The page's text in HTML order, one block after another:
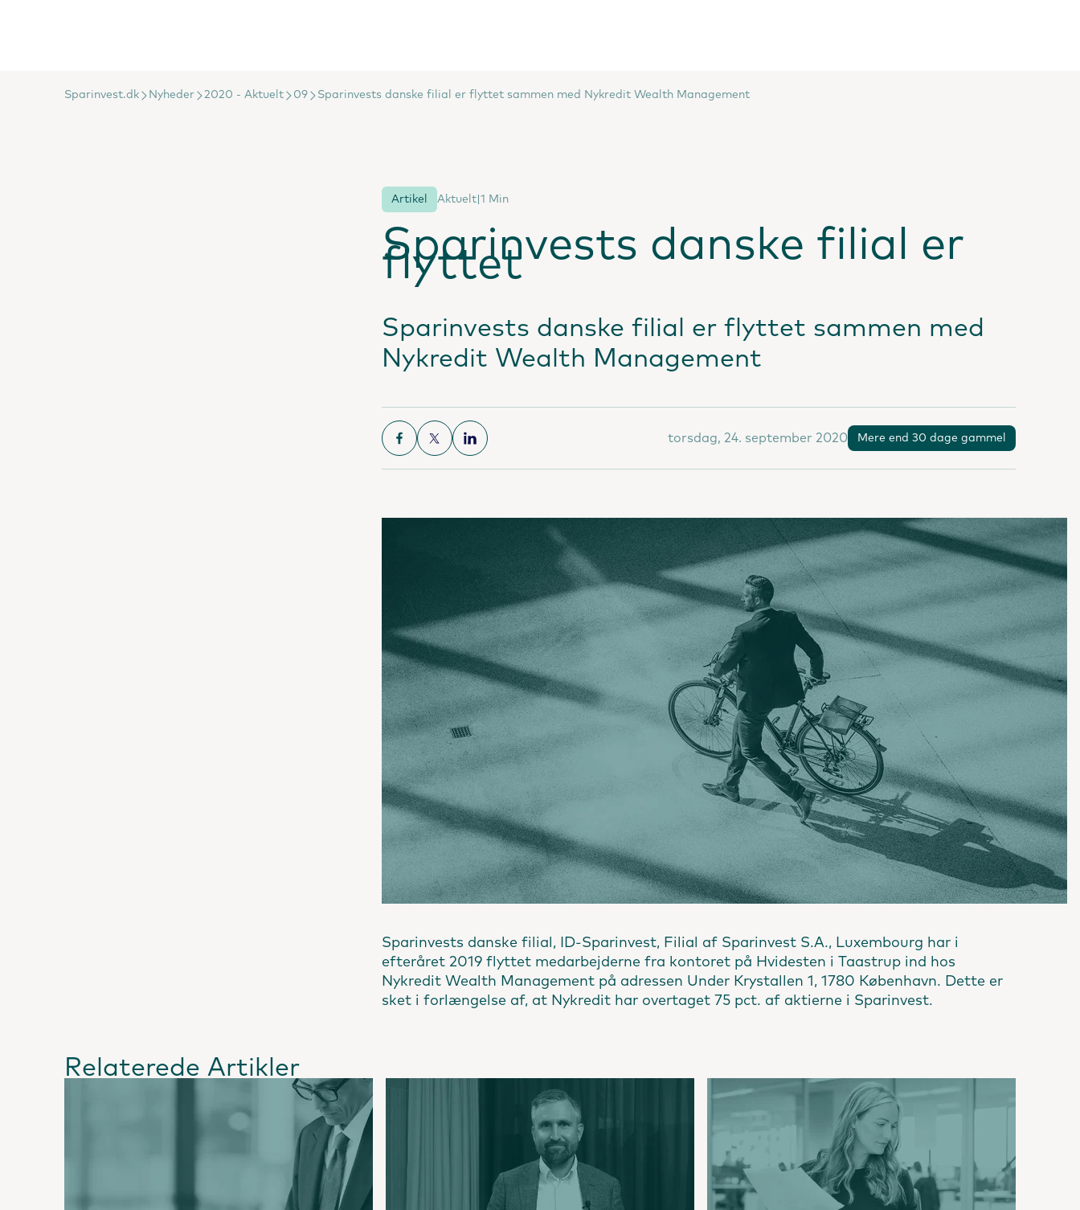
Sparinvest.dk Nyheder 2020 - Aktuelt 09 Sparinvests danske filial er flyttet sammen med Nykredit Wealth Management
Artikel Aktuelt| 1 Min
Sparinvests danske filial er
flyttet
Sparinvests danske filial er flyttet sammen med
Nykredit Wealth Management
torsdag, 24. september 2020 Mere end 30 dage gammel
Sparinvests danske filial, ID-Sparinvest, Filial af Sparinvest S.A., Luxembourg har i
efteråret 2019 flyttet medarbejderne fra kontoret på Hvidesten i Taastrup ind hos
Nykredit Wealth Management på adressen Under Krystallen 1, 1780 København. Dette er
sket i forlængelse af, at Nykredit har overtaget 75 pct. af aktierne i Sparinvest.
Relaterede Artikler